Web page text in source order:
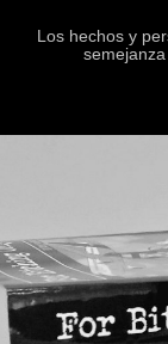
Los hechos y